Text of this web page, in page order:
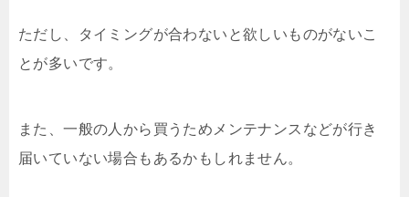
ただし、タイミングが合わないと欲しいものがないこ
とが多いです。
また、一般の人から買うためメンテナンスなどが行き
届いていない場合もあるかもしれません。